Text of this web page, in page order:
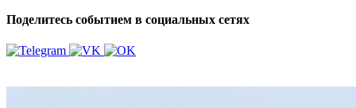
Поделитесь событием в социальных сетях